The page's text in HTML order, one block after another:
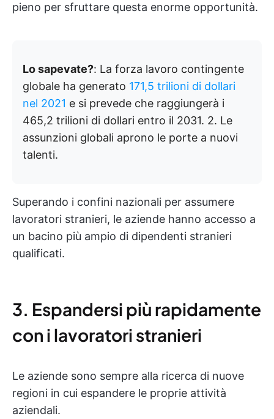
pieno per sfruttare questa enorme opportunità.
Lo sapevate?: La forza lavoro contingente
globale ha generato 171,5 trilioni di dollari
nel 2021 e si prevede che raggiungerà i
465,2 trilioni di dollari entro il 2031. 2. Le
assunzioni globali aprono le porte a nuovi
talenti.
Superando i confini nazionali per assumere
lavoratori stranieri, le aziende hanno accesso a
un bacino più ampio di dipendenti stranieri
qualificati.
3. Espandersi più rapidamente
con i lavoratori stranieri
Le aziende sono sempre alla ricerca di nuove
regioni in cui espandere le proprie attività
aziendali.